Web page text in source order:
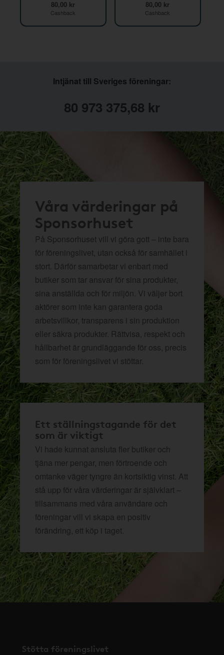
80,00 kr
Cashback
80,00 kr
Cashback
Intjänat till Sveriges föreningar:
80 973 375,68 kr
Våra värderingar på
Sponsorhuset
På Sponsorhuset vill vi göra gott – inte bara
för föreningslivet, utan också för samhället i
stort. Därför samarbetar vi enbart med
butiker som tar ansvar för sina produkter,
sina anställda och för miljön. Vi väljer bort
aktörer som inte kan garantera goda
arbetsvillkor, transparens i sin produktion
eller säkra produkter. Rättvisa, respekt och
hållbarhet är grundläggande för oss, precis
som för föreningslivet vi stöttar.
Ett ställningstagande för det
som är viktigt
Vi hade kunnat ansluta fler butiker och
tjäna mer pengar, men förtroende och
omtanke väger tyngre än kortsiktig vinst. Att
stå upp för våra värderingar är självklart –
tillsammans med våra användare och
föreningar vill vi skapa en positiv
förändring, ett köp i taget.
Stötta föreningslivet